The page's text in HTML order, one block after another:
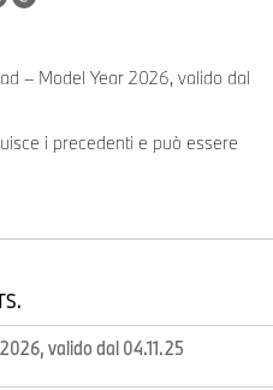
– Model Year 2026, valido dal
i precedenti e può essere
valido dal 04.11.25